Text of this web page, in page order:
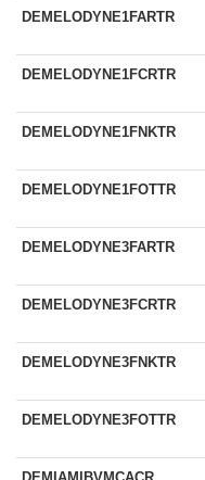
DEMELODYNE1FARTR
DEMELODYNE1FCRTR
DEMELODYNE1FNKTR
DEMELODYNE1FOTTR
DEMELODYNE3FARTR
DEMELODYNE3FCRTR
DEMELODYNE3FNKTR
DEMELODYNE3FOTTR